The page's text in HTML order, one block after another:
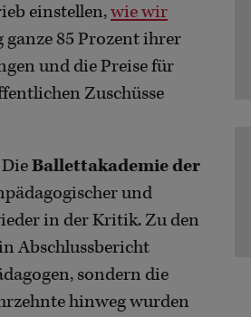
einstellen,wie wir
ganze 85 Prozent ihrer
und die Preise für
Zuschüsse
Ballettakademie der
und
in der Kritik. Zu den
Abschlussbericht
sondern die
hinweg wurden